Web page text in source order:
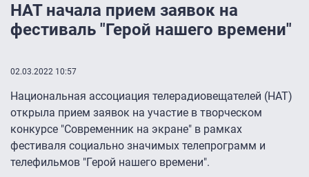
НАТ начала прием заявок на
фестиваль "Герой нашего времени"
02.03.2022 10:57
Национальная ассоциация телерадиовещателей (НАТ)
открыла прием заявок на участие в творческом
конкурсе "Современник на экране" в рамках
фестиваля социально значимых телепрограмм и
телефильмов "Герой нашего времени".